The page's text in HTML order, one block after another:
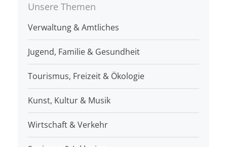
Unsere Themen
Verwaltung & Amtliches
Jugend, Familie & Gesundheit
Tourismus, Freizeit & Ökologie
Kunst, Kultur & Musik
Wirtschaft & Verkehr